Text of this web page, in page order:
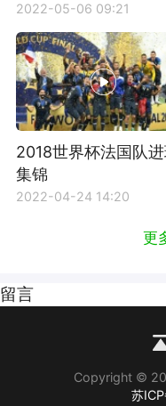
2022-05-06 09:21
2018世界杯法国队
集锦
2022-04-24 14:20
更
留言
Copyright ©
苏